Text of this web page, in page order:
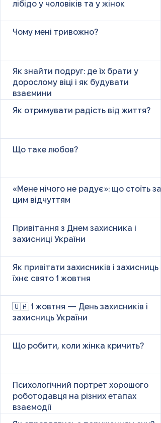
лібідо у чоловіків та у жінок
Чому мені тривожно?
Як знайти подруг: де їх брати у
дорослому віці і як будувати
взаємини
Як отримувати радість від життя?
Що таке любов?
«Мене нічого не радує»: що стоїть за
цим відчуттям
Привітання з Днем захисника і
захисниці України
Як привітати захисників і захисниць у
їхнє свято 1 жовтня
🇺🇦 1 жовтня — День захисників і
захисниць України
Що робити, коли жінка кричить?
Психологічний портрет хорошого
роботодавця на різних етапах
взаємодії